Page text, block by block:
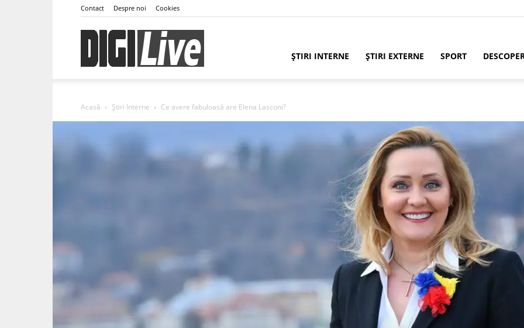
Contact Despre noi Cookies
ȘTIRI INTERNE ȘTIRI EXTERNE SPORT
Acasă Știri Interne Ce avere fabuloasă are Elena Lasconi?